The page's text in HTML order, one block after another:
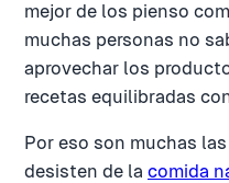
mejor de los pienso
muchas personas no
aprovechar los
recetas equilibradas
Por eso son muchas
desisten de la comida